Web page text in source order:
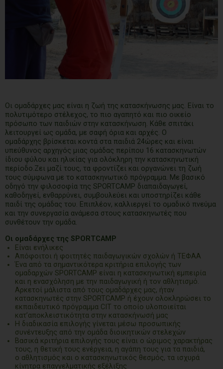
Οι ομαδάρχες μας είναι η ζωή της κατασκήνωσης μας. Είναι το
πολυτιμότερο στέλεχος, το πιο αγαπητό και πιο οικείο
πρόσωπο των παιδιών στην κατασκήνωση. Κάθε σπιτάκι
λειτουργεί ως ομάδα, µε σαφή όρια και αρχές. Ο
ομαδάρχης βρίσκεται κοντά στα παιδιά 24ώρες και είναι
υπεύθυνος αρχηγός μιας ομάδας περίπου 16 κατασκηνωτών
ίδιου φύλου και ηλικίας για ολόκληρη την κατασκηνωτική
περίοδο.Ζει µαζί τους, τα φροντίζει και οργανώνει τη ζωή
τους σύµφωνα µε το κατασκηνωτικό πρόγραµµα. Με βασικό
οδηγό την φιλοσοφία της SPORTCAMP διαπαιδαγωγεί,
καθοδηγεί, ενθαρρύνει, συµβουλεύει και υποστηρίζει κάθε
παιδί της οµάδας του. Επιπλέον, καλλιεργεί το ομαδικό πνεύμα
και την συνεργασία ανάμεσα στους κατασκηνωτές που
συνθέτουν την ομάδα.
Οι ομαδάρχες της SPORTCAMP
Είναι ενήλικες
Απόφοιτοι ή φοιτητές παιδαγωγικών σχολών ή ΤΕΦΑΑ
Ένα από τα σηµαντικότερα κριτήρια επιλογής των
ομαδαρχών SPORTCAMP είναι η κατασκηνωτική εµπειρία
και η ενασχόληση με την παιδαγωγική ή τον αθλητισμό.
Αρκετοί μάλιστα από τους ομαδάρχες μας, ήταν
κατασκηνωτές στην SPORTCAMP ή έχουν ολοκληρώσει το
εκπαιδευτικό πρόγραμμα CIT το οποίο υλοποιείται
κατ’αποκλειστικότητα στην κατασκήνωσή μας
Η διαδικασία επιλογής γίνεται μέσω προσωπικής
συνέντευξης από την ομάδα διοικητικών στελεχών
Βασικά κριτήρια επιλογής τους είναι ο ώριμος χαρακτήρας
τους, η θετική τους ενέργεια, η αγάπη τους για τα παιδιά,
ο αθλητισμός και ο κατασκηνωτικός θεσμός, τα ισχυρά
κίνητρα επαγγελματικής εξέλιξης